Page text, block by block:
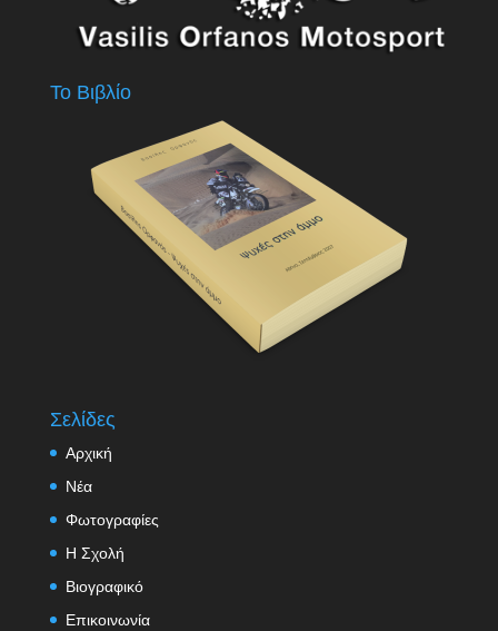
Το Βιβλίο
Σελίδες
Αρχική
Νέα
Φωτογραφίες
Η Σχολή
Βιογραφικό
Επικοινωνία